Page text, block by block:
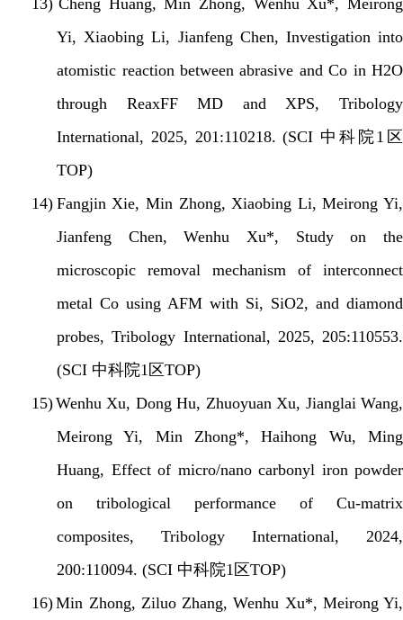
13) Cheng Huang, Min Zhong, Wenhu Xu*, Meirong
Yi, Xiaobing Li, Jianfeng Chen, Investigation into
atomistic reaction between abrasive and Co in H2O
through ReaxFF MD and XPS, Tribology
International, 2025, 201:110218. (SCI 中科院1 区
TOP)
14) Fangjin Xie, Min Zhong, Xiaobing Li, Meirong Yi,
Jianfeng Chen, Wenhu Xu*, Study on the
microscopic removal mechanism of interconnect
metal Co using AFM with Si, SiO2, and diamond
probes, Tribology International, 2025, 205:110553.
(SCI 中科院1 区TOP)
15)Wenhu Xu, Dong Hu, Zhuoyuan Xu, Jianglai Wang,
Meirong Yi, Min Zhong*, Haihong Wu, Ming
Huang, Effect of micro/nano carbonyl iron powder
on tribological performance of Cu-matrix
composites, Tribology International, 2024,
200:110094. (SCI 中科院1 区TOP)
16)Min Zhong, Ziluo Zhang, Wenhu Xu*, Meirong Yi,